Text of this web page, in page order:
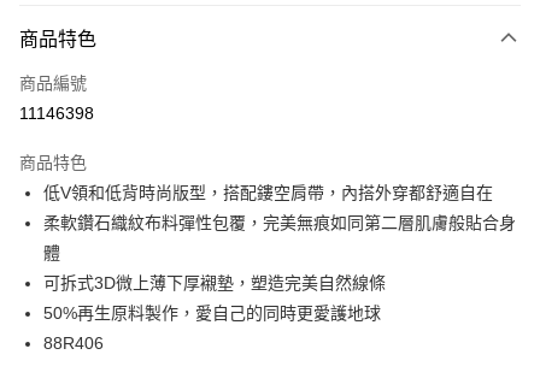
信用卡一次付款
超商取貨付款
Apple Pay
街口支付
悠遊付
大哥付你分期
相關說明
商品特色
商品編號
11146398
商品特色
低V領和低背時尚版型，搭配鏤空肩帶，內搭外穿都舒適自在
柔軟鑽石織紋布料彈性包覆，完美無痕如同第二層肌膚般貼合身
體
可拆式3D微上薄下厚襯墊，塑造完美自然線條
50%再生原料製作，愛自己的同時更愛護地球
88R406